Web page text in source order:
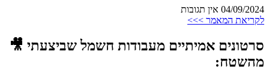
04/09/2024 אין תגובות
לקריאת המאמר >>>
סרטונים אמיתיים מעבודות חשמל שביצעתי 🎥
מהשטח: